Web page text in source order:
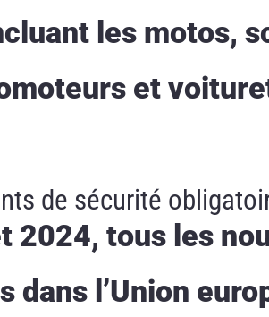
les motos,
et
de sécurité
2024, tous les
dans l’Union